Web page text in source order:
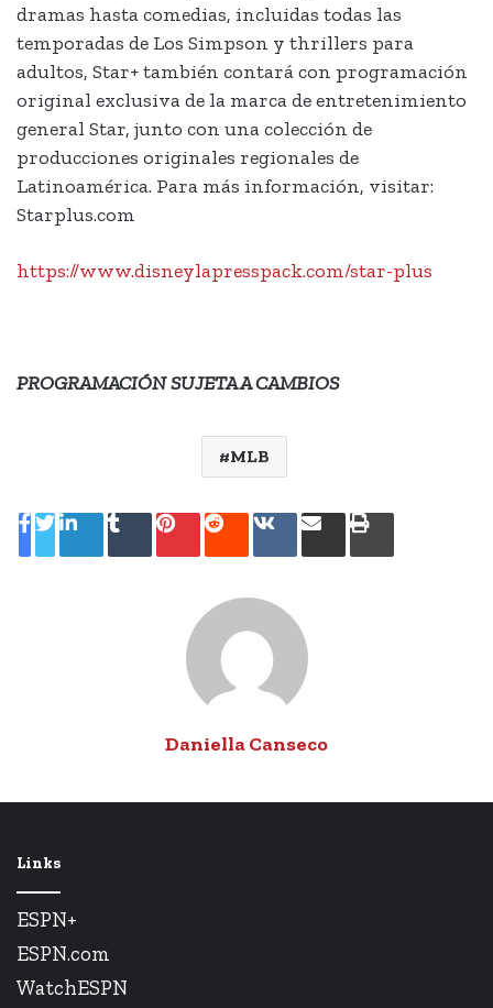
dramas hasta comedias, incluidas todas las
temporadas de Los Simpson y thrillers para
adultos, Star+ también contará con programación
original exclusiva de la marca de entretenimiento
general Star, junto con una colección de
producciones originales regionales de
Latinoamérica. Para más información, visitar:
Starplus.com
https://www.disneylapresspack.com/star-plus
PROGRAMACIÓN SUJETA A CAMBIOS
MLB
LinkedIn
TumblrPinterestRedditVKontakte
SharePrint
Daniella Canseco
Links
ESPN+
ESPN.com
WatchESPN